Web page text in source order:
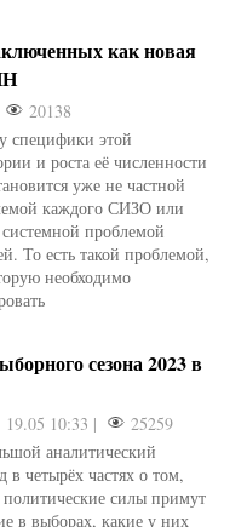
как новая
20138
специфики этой
и роста её численности
уже не частной
каждого СИЗО или
проблемой
То есть такой проблемой,
необходимо
сезона 2023 в
19.05 10:33 |
25259
аналитический
в четырёх частях о том,
политические силы примут
в выборах, какие у них